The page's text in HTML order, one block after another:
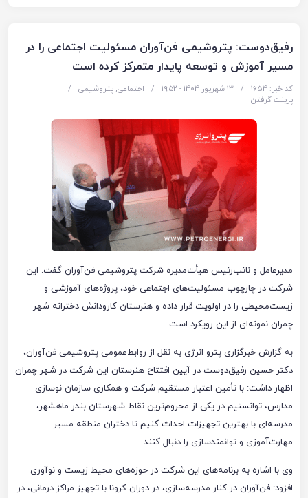
رفیق‌دوست: پتروشیمی فن‌آوران مسئولیت اجتماعی را در
مسیر آموزش و توسعه پایدار متمرکز کرده است
کد خبر: 1654 / 13 شهریور 1404 - ۱۹:۵۲ / اجتماعی, پتروشیمی
/
پرینت گرفتن
مدیرعامل و نائب‌رئیس هیأت‌مدیره شرکت پتروشیمی فن‌آوران گفت: این
شرکت در چارچوب مسئولیت‌های اجتماعی خود، پروژه‌های آموزشی و
زیست‌محیطی را در اولویت قرار داده و هنرستان کارودانش دخترانه شهر
چمران نمونه‌ای از این رویکرد است.
به گزارش خبرگزاری پترو انرژی به نقل از روابط‌عمومی پتروشیمی فن‌آوران،
دکتر حسین رفیق‌دوست در آیین افتتاح هنرستان این شرکت در شهر چمران
اظهار داشت: با تأمین اعتبار مستقیم شرکت و همکاری سازمان نوسازی
مدارس، توانستیم در یکی از محروم‌ترین نقاط شهرستان بندر ماهشهر،
مدرسه‌ای با بهترین تجهیزات احداث کنیم تا دختران منطقه مسیر
مهارت‌آموزی و توانمندسازی را دنبال کنند.
وی با اشاره به برنامه‌های این شرکت در حوزه‌های محیط زیست و نوآوری
افزود: فن‌آوران در کنار مدرسه‌سازی، در دوران کرونا با تجهیز مراکز درمانی، در